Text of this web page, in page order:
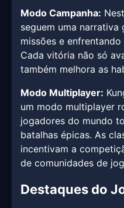
Modo Campanha:
seguem uma narrativa
missões e
Cada vitória não só
também melhora as
Modo Multiplayer:
um modo multiplayer
jogadores do mundo
batalhas épicas. As
incentivam a
de comunidades de
Destaques do